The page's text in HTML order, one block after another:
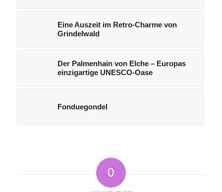
Eine Auszeit im Retro-Charme von
Grindelwald
Der Palmenhain von Elche – Europas
einzigartige UNESCO-Oase
Fonduegondel
0